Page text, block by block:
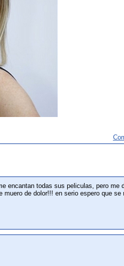
encantan todas sus peliculas, pero me
de dolor!!! en serio espero que se